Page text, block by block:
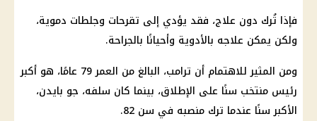
فإذا تُرك دون علاج، فقد يؤدي إلى تقرحات وجلطات دموية،
ولكن يمكن علاجه بالأدوية وأحيانًا بالجراحة.
ومن المثير للاهتمام أن ترامب، البالغ من العمر 79 عامًا، هو أكبر
رئيس منتخب سنًا على الإطلاق، بينما كان سلفه، جو بايدن،
الأكبر سنًا عندما ترك منصبه في سن 82.